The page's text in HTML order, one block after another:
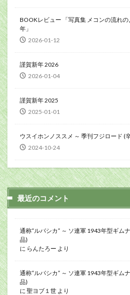
BOOKレビュー 「写真集 メコンの流れ
年」
2026-01-12
謹賀新年 2026
2026-01-04
謹賀新年 2025
2025-01-01
ウスイホンノススメ ～ 季刊フジロード (
2024-10-24
最近のコメント
通称“ルバシカ” ～ ソ連軍 1943年型ギム
品)
に らんたろー より
通称“ルバシカ” ～ ソ連軍 1943年型ギム
品)
に 聖ヨブ１世 より